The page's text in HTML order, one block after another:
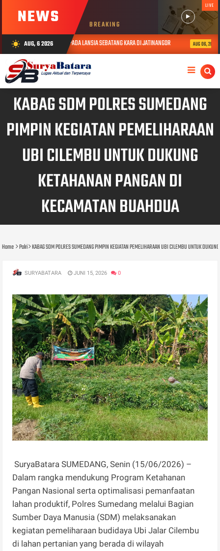
NEWS BREAKING
LIVE
wb_sunny AUG, 6 2026
TALI ASIH KEPADA LANSIA SEBATANG KARA DI JATINANGOR AUG 06, 2026 POLRES
KABAG SDM POLRES SUMEDANG
PIMPIN KEGIATAN PEMELIHARAAN
UBI CILEMBU UNTUK DUKUNG
KETAHANAN PANGAN DI
KECAMATAN BUAHDUA
Home Polri KABAG SDM POLRES SUMEDANG PIMPIN KEGIATAN PEMELIHARAAN UBI CILEMBU UNTUK
SURYABATARA JUNI 15, 2026 0
SuryaBatara SUMEDANG, Senin (15/06/2026) –
Dalam rangka mendukung Program Ketahanan
Pangan Nasional serta optimalisasi pemanfaatan
lahan produktif, Polres Sumedang melalui Bagian
Sumber Daya Manusia (SDM) melaksanakan
kegiatan pemeliharaan budidaya Ubi Jalar Cilembu
di lahan pertanian yang berada di wilayah